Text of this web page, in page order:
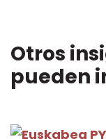
Otros
pueden